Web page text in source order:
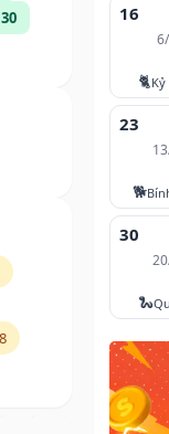
30
16
🐈
23
🐕
30
🐍